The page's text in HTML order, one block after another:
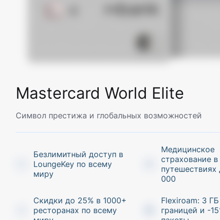
Mastercard World Elite
Cимвол престижа и глобальных возможностей
Безлимитный доступ в
LoungeKey по всему
миру
Медицинское
страхование в
000
Скидки до 25% в 1000+
ресторанах по всему
Flexiroam: 3
границей и -